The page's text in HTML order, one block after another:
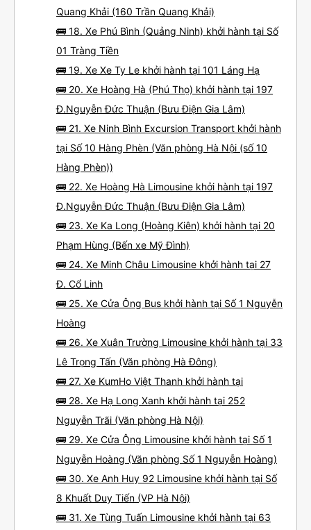
Quang Khải (160 Trần Quang Khải)
🚌 18. Xe Phú Bình (Quảng Ninh) khởi hành tại Số
01 Tràng Tiền
🚌 19. Xe Xe Ty Le khởi hành tại 101 Láng Hạ
🚌 20. Xe Hoàng Hà (Phú Thọ) khởi hành tại 197
Đ.Nguyễn Đức Thuận (Bưu Điện Gia Lâm)
🚌 21. Xe Ninh Bình Excursion Transport khởi hành
tại Số 10 Hàng Phèn (Văn phòng Hà Nội (số 10
Hàng Phèn))
🚌 22. Xe Hoàng Hà Limousine khởi hành tại 197
Đ.Nguyễn Đức Thuận (Bưu Điện Gia Lâm)
🚌 23. Xe Ka Long (Hoàng Kiên) khởi hành tại 20
Phạm Hùng (Bến xe Mỹ Đình)
🚌 24. Xe Minh Châu Limousine khởi hành tại 27
Đ. Cổ Linh
🚌 25. Xe Cửa Ông Bus khởi hành tại Số 1 Nguyễn
Hoàng
🚌 26. Xe Xuân Trường Limousine khởi hành tại 33
Lê Trọng Tấn (Văn phòng Hà Đông)
🚌 27. Xe KumHo Việt Thanh khởi hành tại
🚌 28. Xe Hạ Long Xanh khởi hành tại 252
Nguyễn Trãi (Văn phòng Hà Nội)
🚌 29. Xe Cửa Ông Limousine khởi hành tại Số 1
Nguyễn Hoàng (Văn phòng Số 1 Nguyễn Hoàng)
🚌 30. Xe Anh Huy 92 Limousine khởi hành tại Số
8 Khuất Duy Tiến (VP Hà Nội)
🚌 31. Xe Tùng Tuấn Limousine khởi hành tại 63